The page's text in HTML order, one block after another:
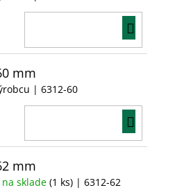
mm
| 6312-60
mm
sklade (1 ks) | 6312-62